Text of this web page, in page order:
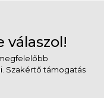
válaszol!
Szakértő támogatás